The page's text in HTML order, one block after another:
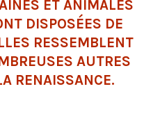
ET ANIMALES
DISPOSÉES DE
RESSEMBLENT
AUTRES
RENAISSANCE.